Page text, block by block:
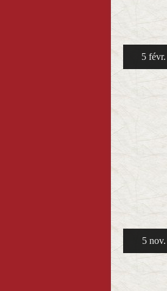
5 févr.
5 nov.